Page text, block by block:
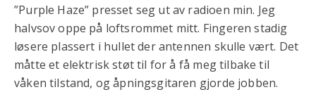
”Purple Haze” presset seg ut av radioen min. Jeg
halvsov oppe på loftsrommet mitt. Fingeren stadig
løsere plassert i hullet der antennen skulle vært. Det
måtte et elektrisk støt til for å få meg tilbake til
våken tilstand, og åpningsgitaren gjorde jobben.